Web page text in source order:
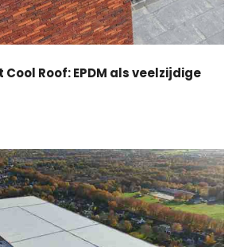
Roof: EPDM als veelzijdige